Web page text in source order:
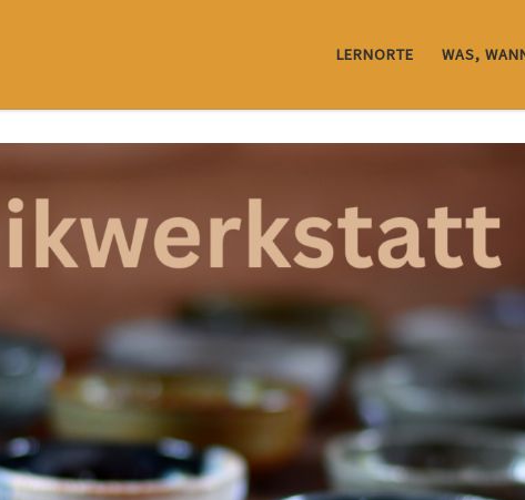
LERNORTE WAS,